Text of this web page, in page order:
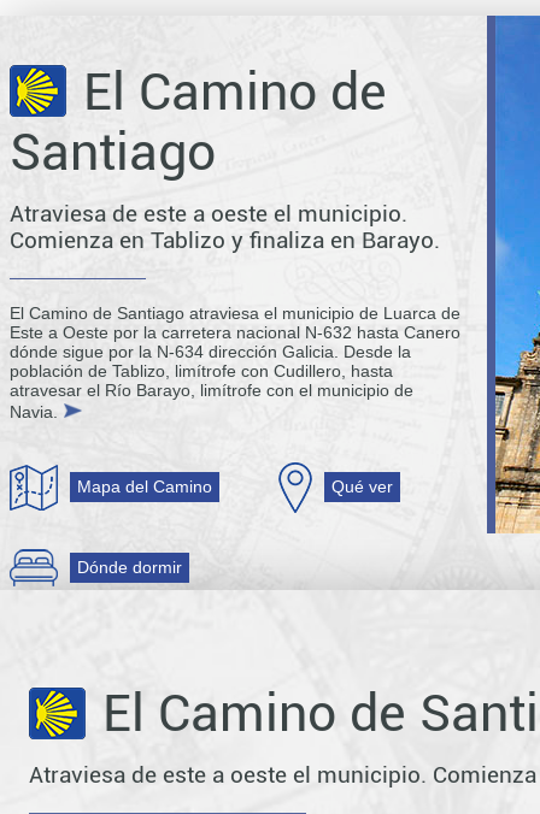
El Camino de
Santiago
Atraviesa de este a oeste el municipio.
Comienza en Tablizo y finaliza en Barayo.
El Camino de Santiago atraviesa el municipio de Luarca de
Este a Oeste por la carretera nacional N-632 hasta Canero
dónde sigue por la N-634 dirección Galicia. Desde la
población de Tablizo, limítrofe con Cudillero, hasta
atravesar el Río Barayo, limítrofe con el municipio de
Navia.
Mapa del Camino Qué ver
Dónde dormir
El Camino de
Atraviesa de este a oeste el municipio.